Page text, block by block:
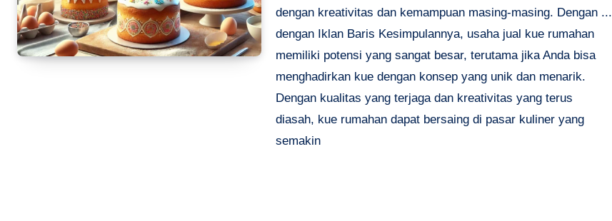
dengan kreativitas dan kemampuan masing-masing. Dengan ...
dengan Iklan Baris Kesimpulannya, usaha jual kue rumahan
memiliki potensi yang sangat besar, terutama jika Anda bisa
menghadirkan kue dengan konsep yang unik dan menarik.
Dengan kualitas yang terjaga dan kreativitas yang terus
diasah, kue rumahan dapat bersaing di pasar kuliner yang
semakin